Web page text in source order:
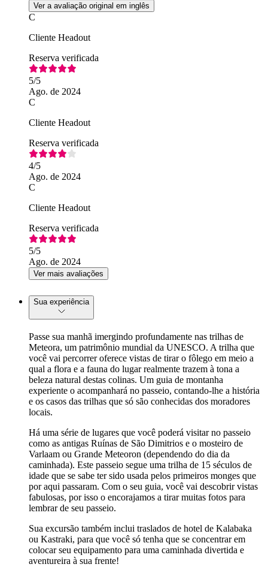
Ver a avaliação original em inglês
C
Cliente Headout
Reserva verificada
5/5
Ago. de 2024
C
Cliente Headout
Reserva verificada
4/5
Ago. de 2024
C
Cliente Headout
Reserva verificada
5/5
Ago. de 2024
Ver mais avaliações
Sua experiência
Passe sua manhã imergindo profundamente nas trilhas de
Meteora, um patrimônio mundial da UNESCO. A trilha que
você vai percorrer oferece vistas de tirar o fôlego em meio a
qual a flora e a fauna do lugar realmente trazem à tona a
beleza natural destas colinas. Um guia de montanha
experiente o acompanhará no passeio, contando-lhe a história
e os casos das trilhas que só são conhecidas dos moradores
locais.
Há uma série de lugares que você poderá visitar no passeio
como as antigas Ruínas de São Dimitrios e o mosteiro de
Varlaam ou Grande Meteoron (dependendo do dia da
caminhada). Este passeio segue uma trilha de 15 séculos de
idade que se sabe ter sido usada pelos primeiros monges que
por aqui passaram. Com o seu guia, você vai descobrir vistas
fabulosas, por isso o encorajamos a tirar muitas fotos para
lembrar de seu passeio.
Sua excursão também inclui traslados de hotel de Kalabaka
ou Kastraki, para que você só tenha que se concentrar em
colocar seu equipamento para uma caminhada divertida e
aventureira à sua frente!